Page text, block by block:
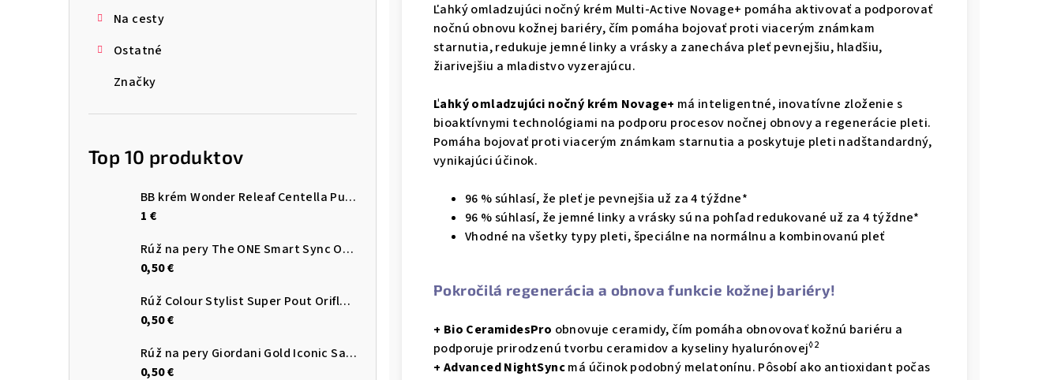
Na cesty
Ostatné
Značky
Top 10 produktov
BB krém Wonder Releaf Centella Purito Seoul
1 €
Rúž na pery The ONE Smart Sync Oriflame
0,50 €
Rúž Colour Stylist Super Pout Oriflame
0,50 €
Rúž na pery Giordani Gold Iconic Satin SPF15 Oriflame
0,50 €
Ľahký omladzujúci nočný krém Multi-Active Novage+ pomáha aktivovať a podporovať
nočnú obnovu kožnej bariéry, čím pomáha bojovať proti viacerým známkam
starnutia, redukuje jemné linky a vrásky a zanecháva pleť pevnejšiu, hladšiu,
žiarivejšiu a mladistvo vyzerajúcu.
Ľahký omladzujúci nočný krém Novage+ má inteligentné, inovatívne zloženie s
bioaktívnymi technológiami na podporu procesov nočnej obnovy a regenerácie pleti.
Pomáha bojovať proti viacerým známkam starnutia a poskytuje pleti nadštandardný,
vynikajúci účinok.
96 % súhlasí, že pleť je pevnejšia už za 4 týždne*
96 % súhlasí, že jemné linky a vrásky sú na pohľad redukované už za 4 týždne*
Vhodné na všetky typy pleti, špeciálne na normálnu a kombinovanú pleť
Pokročilá regenerácia a obnova funkcie kožnej bariéry!
+ Bio CeramidesPro obnovuje ceramidy, čím pomáha obnovovať kožnú bariéru a
podporuje prirodzenú tvorbu ceramidov a kyseliny hyalurónovej◊2
+ Advanced NightSyncmá účinok podobný melatonínu. Pôsobí ako antioxidant počas